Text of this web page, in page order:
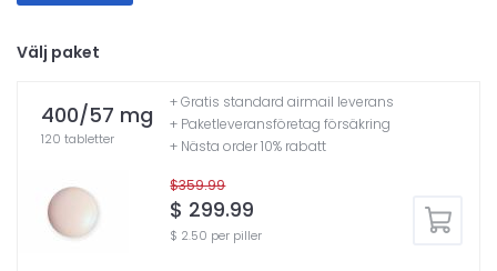
Välj paket
400/57 mg
120 tabletter
$359.99
$ 299.99
$ 2.50 per piller
+ Gratis standard airmail leverans
+ Paketleveransföretag försäkring
+ Nästa order 10% rabatt